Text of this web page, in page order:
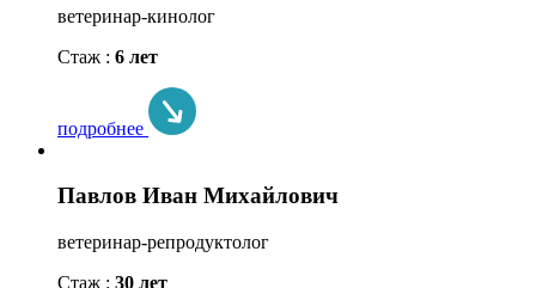
ветеринар-кинолог
Стаж : 6 лет
подробнее
Павлов Иван Михайлович
ветеринар-репродуктолог
Стаж : 30 лет